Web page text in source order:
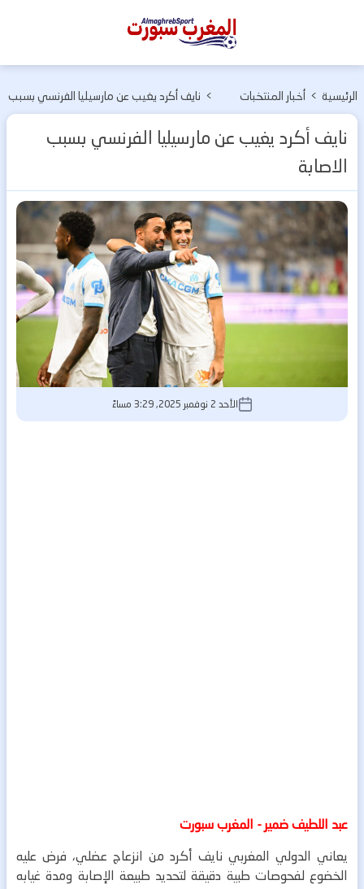
المغرب
الرئيسية > أخبار المنتخبات
> نايف أكرد يغيب عن مارسيليا الفرنسي بسبب
نايف أكرد يغيب عن مارسيليا الفرنسي بسبب
الاصابة
الأحد 2 نوفمبر 2025, 3:29 مساءً
عبد اللطيف ضمير - المغرب سبورت
يعاني الدولي المغربي نايف أكرد من انزعاج عضلي، فرض عليه
الخضوع لفحوصات طبية دقيقة لتحديد طبيعة الإصابة ومدة غيابه